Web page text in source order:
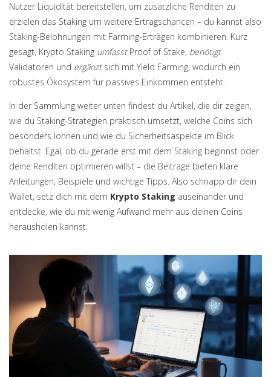
Nutzer Liquidität bereitstellen, um zusätzliche Renditen zu
erzielen das Staking um weitere Ertragschancen – du kannst also
Staking‑Belohnungen mit Farming‑Erträgen kombinieren. Kurz
gesagt, Krypto Staking umfasstProof of Stake, benötigt
Validatoren und ergänztsich mit Yield Farming, wodurch ein
robustes Ökosystem für passives Einkommen entsteht.
In der Sammlung weiter unten findest du Artikel, die dir zeigen,
wie du Staking‑Strategien praktisch umsetzt, welche Coins sich
besonders lohnen und wie du Sicherheitsaspekte im Blick
behältst. Egal, ob du gerade erst mit dem Staking beginnst oder
deine Renditen optimieren willst – die Beiträge bieten klare
Anleitungen, Beispiele und wichtige Tipps. Also schnapp dir dein
Wallet, setz dich mit dem Krypto Staking auseinander und
entdecke, wie du mit wenig Aufwand mehr aus deinen Coins
herausholen kannst.